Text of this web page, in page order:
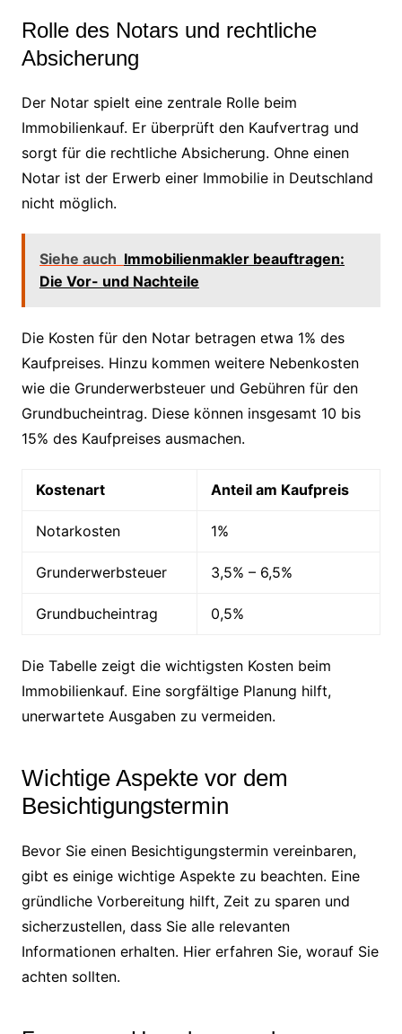
Rolle des Notars und rechtliche
Absicherung
Der Notar spielt eine zentrale Rolle beim
Immobilienkauf. Er überprüft den Kaufvertrag und
sorgt für die rechtliche Absicherung. Ohne einen
Notar ist der Erwerb einer Immobilie in Deutschland
nicht möglich.
Siehe auch Immobilienmakler beauftragen:
Die Vor- und Nachteile
Die Kosten für den Notar betragen etwa 1% des
Kaufpreises. Hinzu kommen weitere Nebenkosten
wie die Grunderwerbsteuer und Gebühren für den
Grundbucheintrag. Diese können insgesamt 10 bis
15% des Kaufpreises ausmachen.
Kostenart Anteil am Kaufpreis
Notarkosten 1%
Grunderwerbsteuer 3,5% – 6,5%
Grundbucheintrag 0,5%
Die Tabelle zeigt die wichtigsten Kosten beim
Immobilienkauf. Eine sorgfältige Planung hilft,
unerwartete Ausgaben zu vermeiden.
Wichtige Aspekte vor dem
Besichtigungstermin
Bevor Sie einen Besichtigungstermin vereinbaren,
gibt es einige wichtige Aspekte zu beachten. Eine
gründliche Vorbereitung hilft, Zeit zu sparen und
sicherzustellen, dass Sie alle relevanten
Informationen erhalten. Hier erfahren Sie, worauf Sie
achten sollten.